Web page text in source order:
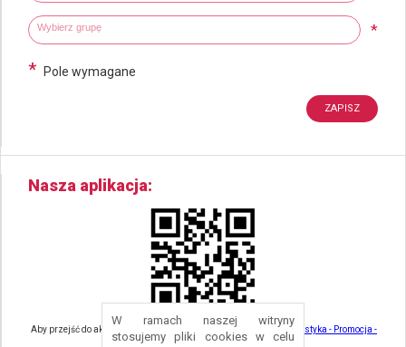
W ramach naszej witryny
stosujemy pliki cookies w celu
Wybierz grupy tematyczne *
Wpisz wyszukiwaną fraze
* Pole wymagane
Nasza aplikacja
Aby przejść do aktualności związanych z turystyką - kliknij tu:
Turystyka - Promocja -
Strefa Turysty - Gmina Nowa Ruda